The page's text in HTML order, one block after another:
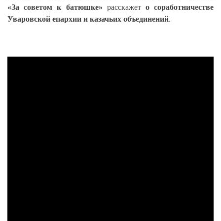
«За советом к батюшке» расскажет о соработничестве
Уваровской епархии и казачьих объединений.